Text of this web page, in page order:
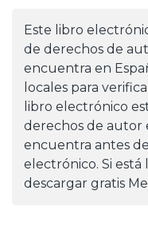
Este libro
de derechos de
encuentra en
locales para
libro electrónico
derechos de autor
encuentra antes
electrónico. Si
descargar gratis